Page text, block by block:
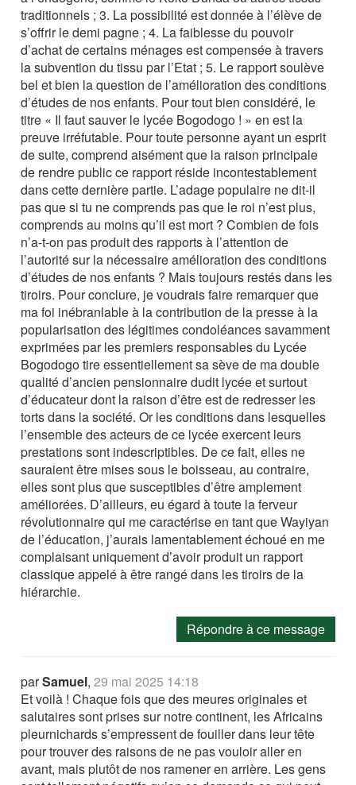
traditionnels ; 3. La possibilité est donnée à l’élève de
s’offrir le demi pagne ; 4. La faiblesse du pouvoir
d’achat de certains ménages est compensée à travers
la subvention du tissu par l’Etat ; 5. Le rapport soulève
bel et bien la question de l’amélioration des conditions
d’études de nos enfants. Pour tout bien considéré, le
titre « Il faut sauver le lycée Bogodogo ! » en est la
preuve irréfutable. Pour toute personne ayant un esprit
de suite, comprend aisément que la raison principale
de rendre public ce rapport réside incontestablement
dans cette dernière partie. L’adage populaire ne dit-il
pas que si tu ne comprends pas que le roi n’est plus,
comprends au moins qu’il est mort ? Combien de fois
n’a-t-on pas produit des rapports à l’attention de
l’autorité sur la nécessaire amélioration des conditions
d’études de nos enfants ? Mais toujours restés dans les
tiroirs. Pour conclure, je voudrais faire remarquer que
ma foi inébranlable à la contribution de la presse à la
popularisation des légitimes condoléances savamment
exprimées par les premiers responsables du Lycée
Bogodogo tire essentiellement sa sève de ma double
qualité d’ancien pensionnaire dudit lycée et surtout
d’éducateur dont la raison d’être est de redresser les
torts dans la société. Or les conditions dans lesquelles
l’ensemble des acteurs de ce lycée exercent leurs
prestations sont indescriptibles. De ce fait, elles ne
sauraient être mises sous le boisseau, au contraire,
elles sont plus que susceptibles d’être amplement
améliorées. D’ailleurs, eu égard à toute la ferveur
révolutionnaire qui me caractérise en tant que Wayiyan
de l’éducation, j’aurais lamentablement échoué en me
complaisant uniquement d’avoir produit un rapport
classique appelé à être rangé dans les tiroirs de la
hiérarchie.
Répondre à ce message
parSamuel,29 mai 2025 14:18
Et voilà ! Chaque fois que des meures originales et
salutaires sont prises sur notre continent, les Africains
pleurnichards s’empressent de fouiller dans leur tête
pour trouver des raisons de ne pas vouloir aller en
avant, mais plutôt de nos ramener en arrière. Les gens